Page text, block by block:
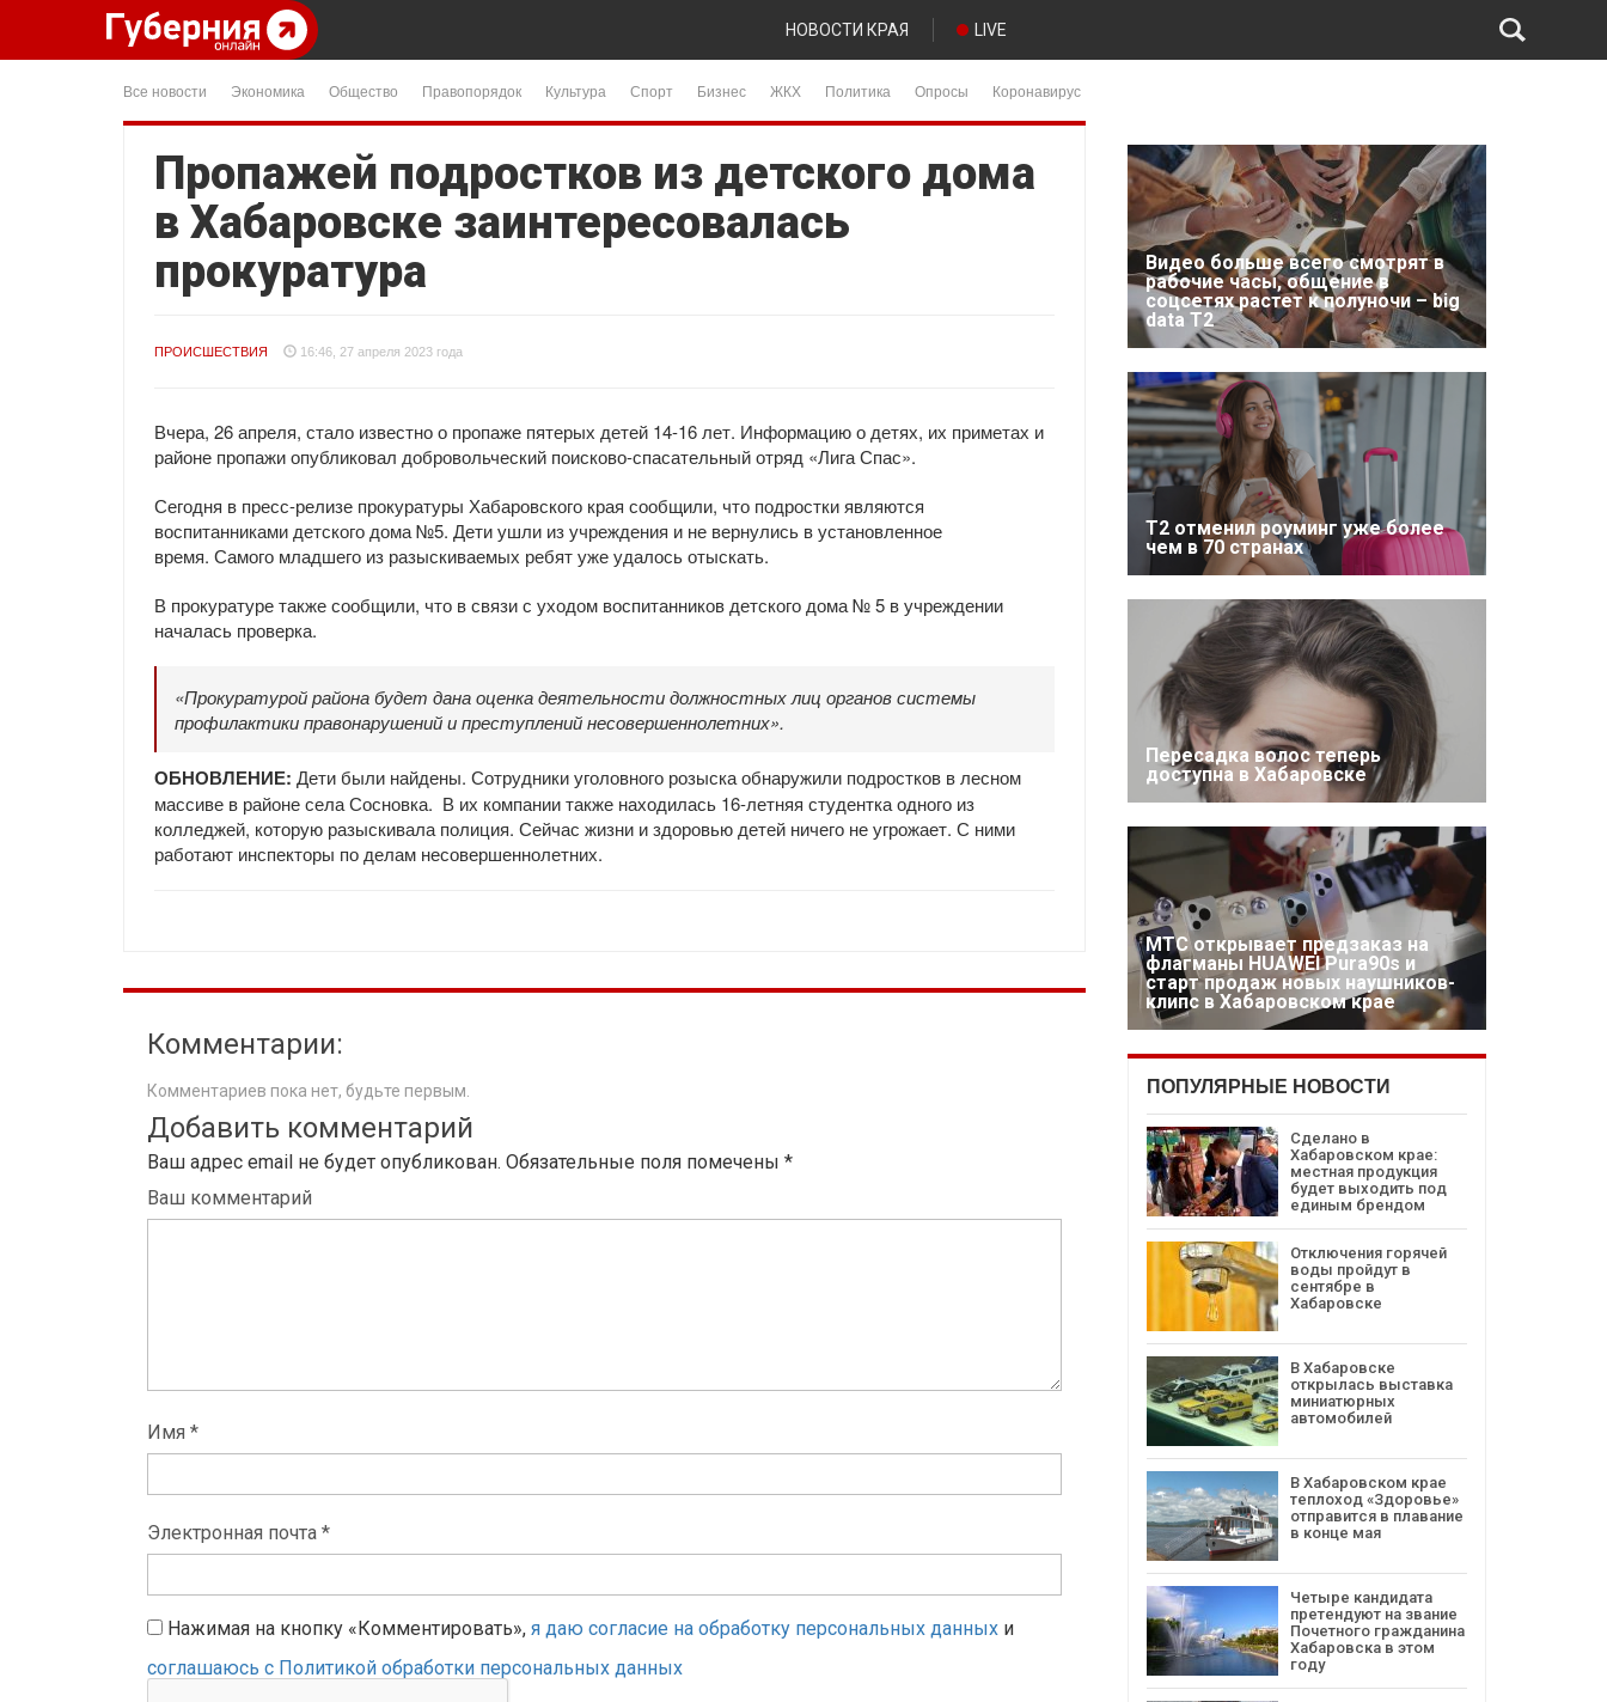
НОВОСТИ КРАЯ LIVE
Все новости Экономика Общество Правопорядок Культура Спорт Бизнес ЖКХ Политика Опросы Коронавирус
Пропажей подростков из детского дома
в Хабаровске заинтересовалась
прокуратура
ПРОИСШЕСТВИЯ 16:46, 27 апреля 2023 года
Вчера, 26 апреля, стало известно о пропаже пятерых детей 14-16 лет. Информацию о детях, их приметах и
районе пропажи опубликовал добровольческий поисково-спасательный отряд «Лига Спас».
Сегодня в пресс-релизе прокуратуры Хабаровского края сообщили, что подростки являются
воспитанниками детского дома №5. Дети ушли из учреждения и не вернулись в установленное
время. Самого младшего из разыскиваемых ребят уже удалось отыскать.
В прокуратуре также сообщили, что в связи с уходом воспитанников детского дома № 5 в учреждении
началась проверка.
«Прокуратурой района будет дана оценка деятельности должностных лиц органов системы
профилактики правонарушений и преступлений несовершеннолетних».
ОБНОВЛЕНИЕ: Дети были найдены. Сотрудники уголовного розыска обнаружили подростков в лесном
массиве в районе села Сосновка. В их компании также находилась 16-летняя студентка одного из
колледжей, которую разыскивала полиция. Сейчас жизни и здоровью детей ничего не угрожает. С ними
работают инспекторы по делам несовершеннолетних.
Комментарии:
Комментариев пока нет, будьте первым.
Добавить комментарий
Ваш адрес email не будет опубликован. Обязательные поля помечены *
Ваш комментарий
Имя *
Электронная почта *
Нажимая на кнопку «Комментировать», я даю согласие на обработку персональных данных и
соглашаюсь с Политикой обработки персональных данных
Видео больше всего смотрят в
рабочие часы, общение в
соцсетях растет к полуночи – big
data T2
Т2 отменил роуминг уже более
чем в 70 странах
Пересадка волос теперь
доступна в Хабаровске
МТС открывает предзаказ на
флагманы HUAWEI Pura90s и
старт продаж новых наушников-
клипс в Хабаровском крае
ПОПУЛЯРНЫЕ НОВОСТИ
Сделано в
Хабаровском крае:
местная продукция
будет выходить под
единым брендом
Отключения горячей
воды пройдут в
сентябре в
Хабаровске
В Хабаровске
открылась выставка
миниатюрных
автомобилей
В Хабаровском крае
теплоход «Здоровье»
отправится в плавание
в конце мая
Четыре кандидата
претендуют на звание
Почетного гражданина
Хабаровска в этом
году